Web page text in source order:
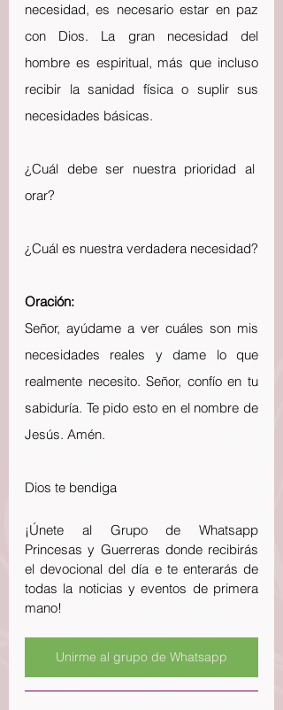
necesidad, es necesario estar en paz
con Dios. La gran necesidad del
hombre es espiritual, más que incluso
recibir la sanidad física o suplir sus
necesidades básicas.
¿Cuál debe ser nuestra prioridad al
orar?
¿Cuál es nuestra verdadera necesidad?
Oración:
Señor, ayúdame a ver cuáles son mis
necesidades reales y dame lo que
realmente necesito. Señor, confío en tu
sabiduría. Te pido esto en el nombre de
Jesús. Amén.
Dios te bendiga
¡Únete al Grupo de Whatsapp
Princesas y Guerreras donde recibirás
el devocional del día e te enterarás de
todas la noticias y eventos de primera
mano!
Unirme al grupo de Whatsapp